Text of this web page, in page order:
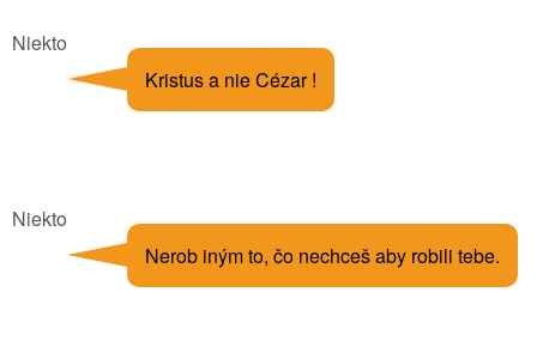
Niekto
Kristus a nie Cézar !
Niekto
Nerob iným to, čo nechceš aby robili tebe.